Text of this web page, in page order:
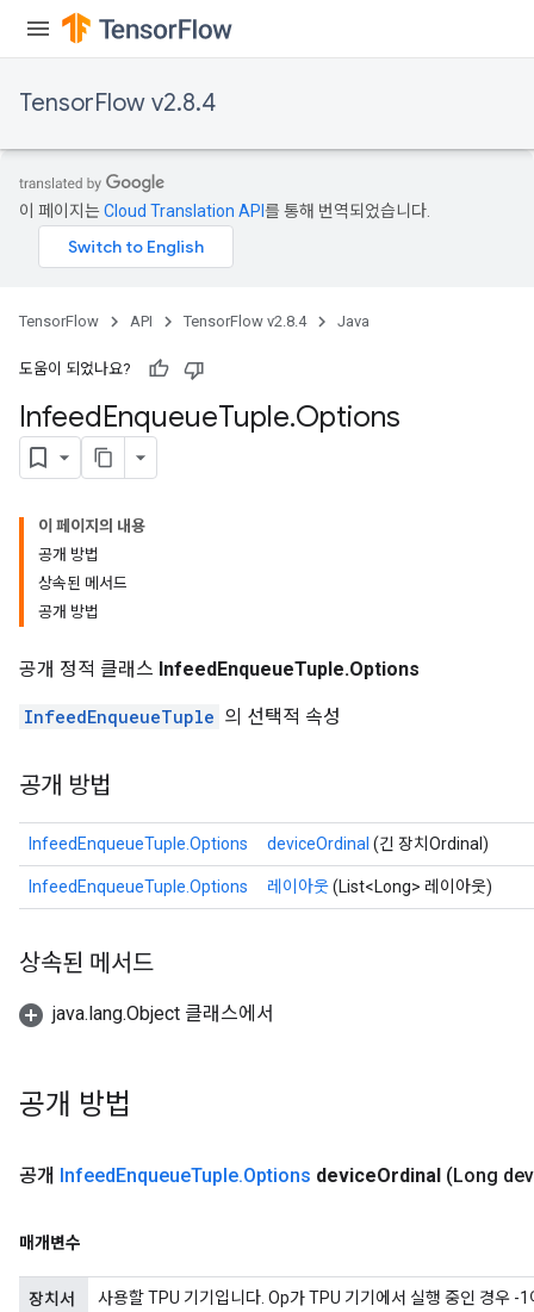
TensorFlow v2.8.4
이 페이지는Cloud Translation API 를 통해 번역되었습니다.
TensorFlow API TensorFlow v2.8.4 Java
도움이 되었나요?
InfeedEnqueueTuple.Options
이 페이지의 내용
공개 방법
상속된 메서드
공개 방법
공개 정적 클래스 InfeedEnqueueTuple.Options
InfeedEnqueueTuple 의 선택적 속성
공개 방법
InfeedEnqueueTuple.Options deviceOrdinal (긴 장치Ordinal)
InfeedEnqueueTuple.Options 레이아웃(List<Long> 레이아웃)
상속된 메서드
java.lang.Object 클래스에서
공개 방법
공개 InfeedEnqueueTuple.Options deviceOrdinal (Long
매개변수
장치서
사용할 TPU 기기입니다. Op가 TPU 기기에서 실행 중인 경우 -